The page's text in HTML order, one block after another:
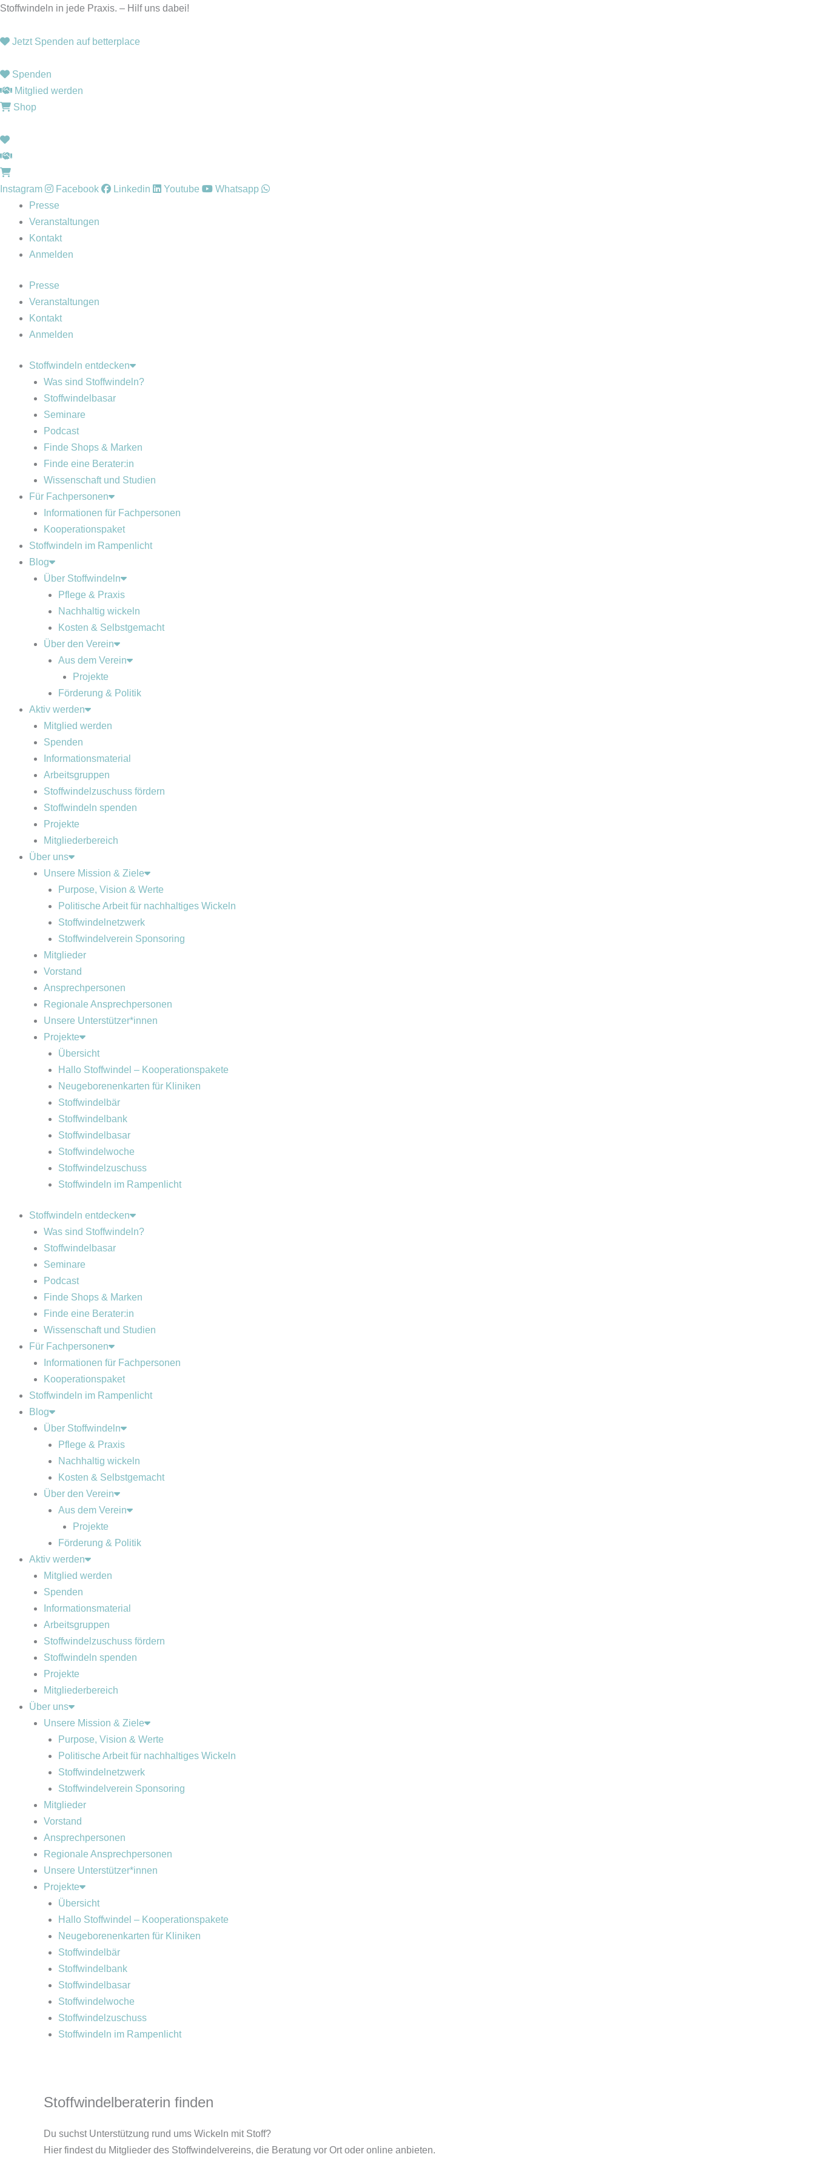
Zum
springen
Stoffwindeln in jede Praxis. – Hilf uns dabei!
Jetzt Spenden auf betterplace
Spenden
Mitglied werden
Shop
Instagram Facebook Linkedin Youtube
Whatsapp
Presse
Veranstaltungen
Kontakt
Anmelden
Presse
Veranstaltungen
Kontakt
Anmelden
Stoffwindeln entdecken
Was sind Stoffwindeln?
Stoffwindelbasar
Seminare
Podcast
Finde Shops & Marken
Finde eine Berater:in
Wissenschaft und Studien
Für Fachpersonen
Informationen für Fachpersonen
Kooperationspaket
Stoffwindeln im Rampenlicht
Blog
Über Stoffwindeln
Pflege & Praxis
Nachhaltig wickeln
Kosten & Selbstgemacht
Über den Verein
Aus dem Verein
Projekte
Förderung & Politik
Aktiv werden
Mitglied werden
Spenden
Informationsmaterial
Arbeitsgruppen
Stoffwindelzuschuss fördern
Stoffwindeln spenden
Projekte
Mitgliederbereich
Über uns
Unsere Mission & Ziele
Purpose, Vision & Werte
Politische Arbeit für nachhaltiges Wickeln
Stoffwindelnetzwerk
Stoffwindelverein Sponsoring
Mitglieder
Vorstand
Ansprechpersonen
Regionale Ansprechpersonen
Unsere Unterstützer*innen
Projekte
Übersicht
Hallo Stoffwindel – Kooperationspakete
Neugeborenenkarten für Kliniken
Stoffwindelbär
Stoffwindelbank
Stoffwindelbasar
Stoffwindelwoche
Stoffwindelzuschuss
Stoffwindeln im Rampenlicht
Stoffwindeln entdecken
Was sind Stoffwindeln?
Stoffwindelbasar
Seminare
Podcast
Finde Shops & Marken
Finde eine Berater:in
Wissenschaft und Studien
Für Fachpersonen
Informationen für Fachpersonen
Kooperationspaket
Stoffwindeln im Rampenlicht
Blog
Über Stoffwindeln
Pflege & Praxis
Nachhaltig wickeln
Kosten & Selbstgemacht
Über den Verein
Aus dem Verein
Projekte
Förderung & Politik
Aktiv werden
Mitglied werden
Spenden
Informationsmaterial
Arbeitsgruppen
Stoffwindelzuschuss fördern
Stoffwindeln spenden
Projekte
Mitgliederbereich
Über uns
Unsere Mission & Ziele
Purpose, Vision & Werte
Politische Arbeit für nachhaltiges Wickeln
Stoffwindelnetzwerk
Stoffwindelverein Sponsoring
Mitglieder
Vorstand
Ansprechpersonen
Regionale Ansprechpersonen
Unsere Unterstützer*innen
Projekte
Übersicht
Hallo Stoffwindel – Kooperationspakete
Neugeborenenkarten für Kliniken
Stoffwindelbär
Stoffwindelbank
Stoffwindelbasar
Stoffwindelwoche
Stoffwindelzuschuss
Stoffwindeln im Rampenlicht
Stoffwindelberaterin finden
Du suchst Unterstützung rund ums Wickeln mit Stoff?
Hier findest du Mitglieder des Stoffwindelvereins, die Beratung vor Ort oder online anbieten.